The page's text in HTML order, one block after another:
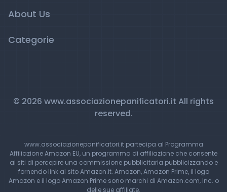
About Us
Categorie
© 2026 www.associazionepanificatori.it All rights
reserved.
www.associazionepanificatori.it partecipa al Programma
Affiliazione Amazon EU, un programma di affiliazione che consente
ai siti di percepire una commissione pubblicitaria pubblicizzando e
fornendo link al sito Amazon.it. Amazon, Amazon Prime, il logo
Amazon e il logo Amazon Prime sono marchi di Amazon.com, Inc. o
delle sue affiliate.